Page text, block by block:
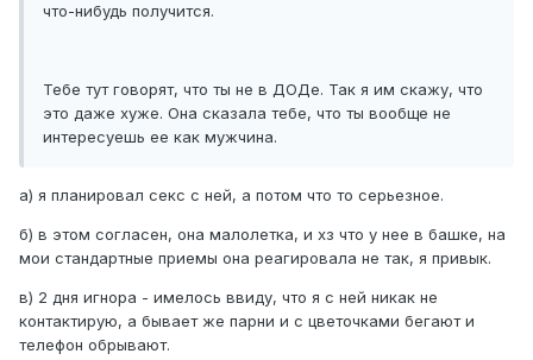
что-нибудь получится.
Тебе тут говорят, что ты не в ДОДе. Так я им скажу, что
это даже хуже. Она сказала тебе, что ты вообще не
интересуешь ее как мужчина.
а) я планировал секс с ней, а потом что то серьезное.
б) в этом согласен, она малолетка, и хз что у нее в башке, на
мои стандартные приемы она реагировала не так, я привык.
в) 2 дня игнора - имелось ввиду, что я с ней никак не
контактирую, а бывает же парни и с цветочками бегают и
телефон обрывают.